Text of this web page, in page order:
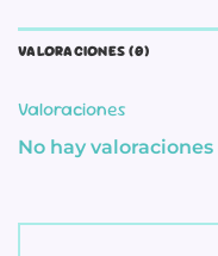
VALORACIONES (0)
Valoraciones
No hay valoraciones